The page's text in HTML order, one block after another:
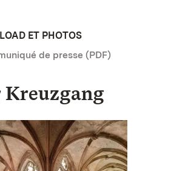
ET PHOTOS
de presse (PDF)
Kreuzgang